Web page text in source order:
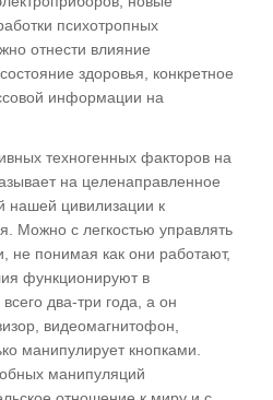
процессов эволюции?
гены
система координат
-
вирус внедрения в
земной
психотропных
отнести влияние
здоровья, конкретное
информации на
техногенных факторов на
на целенаправленное
нашей цивилизации к
Можно с легкостью управлять
не понимая как они работают,
функционируют в
два-три года, а он
видеомагнитофон,
манипулирует кнопками.
манипуляций